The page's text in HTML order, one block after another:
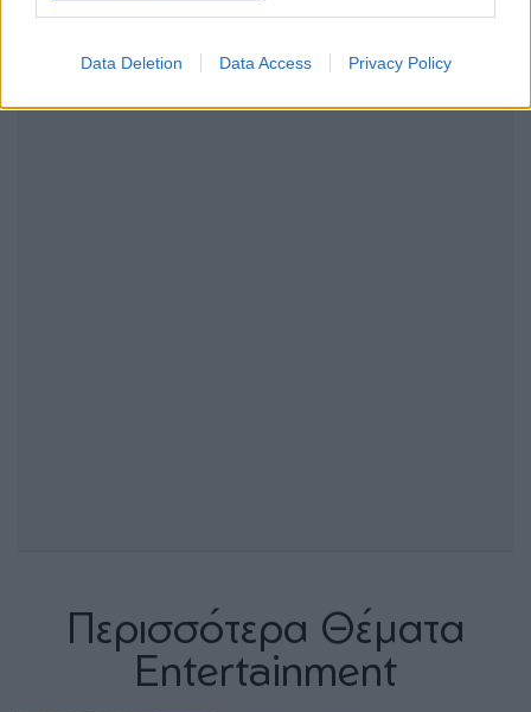
Data Deletion Data Access Privacy Policy
Περισσότερα Θέματα
Entertainment